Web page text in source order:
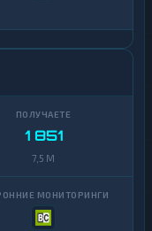
1 851
7,5 M